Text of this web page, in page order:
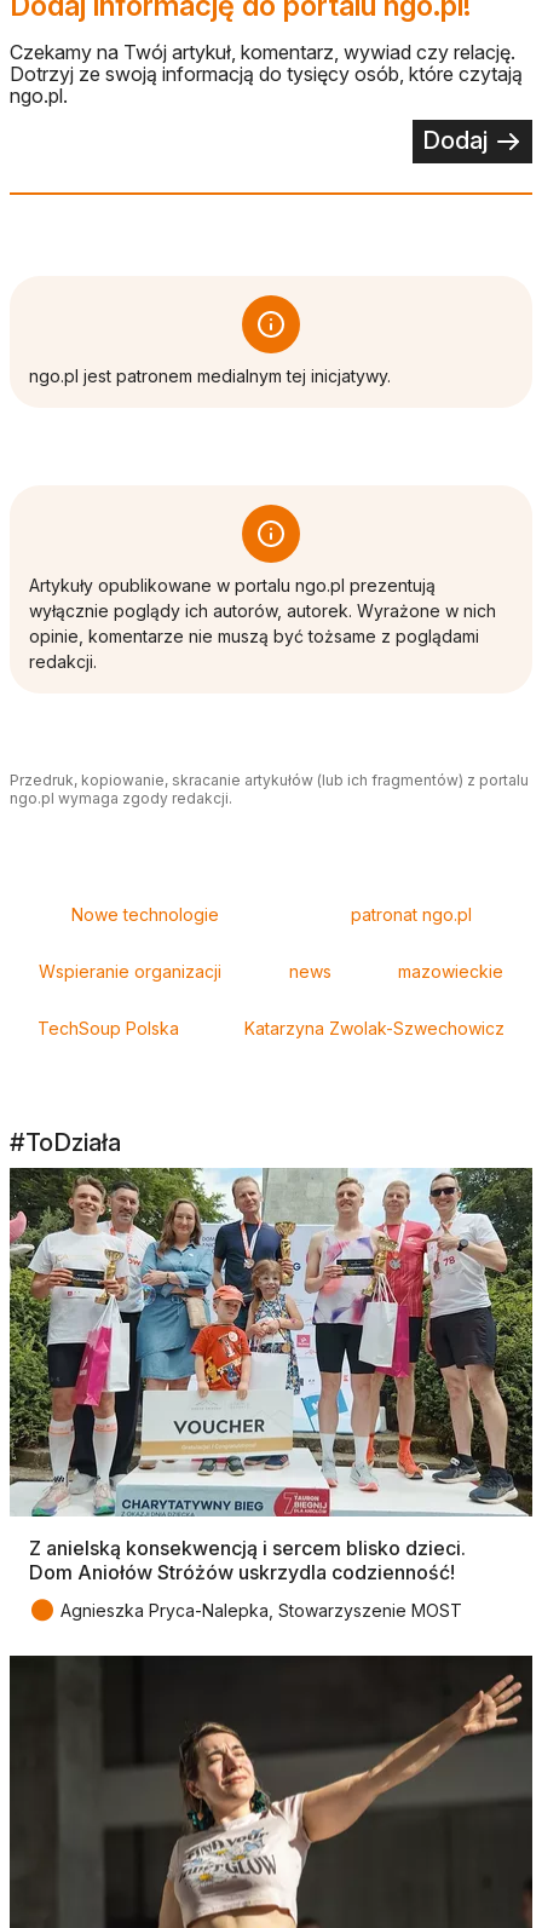
Czekamy na Twój artykuł, komentarz, wywiad czy relację.
Dotrzyj ze swoją informacją do tysięcy osób, które czytają
ngo.pl.
Dodaj
ngo.pl jest patronem medialnym tej inicjatywy.
Artykuły opublikowane w portalu ngo.pl prezentują
wyłącznie poglądy ich autorów, autorek. Wyrażone w nich
opinie, komentarze nie muszą być tożsame z poglądami
redakcji.
Przedruk, kopiowanie, skracanie artykułów (lub ich fragmentów) z portalu
ngo.pl wymaga zgody redakcji.
Nowe technologie patronat ngo.pl
Wspieranie organizacji news mazowieckie
TechSoup Polska Katarzyna Zwolak-Szwechowicz
#ToDziała
Z anielską konsekwencją i sercem blisko dzieci.
Dom Aniołów Stróżów uskrzydla codzienność!
● Agnieszka Pryca-Nalepka, Stowarzyszenie MOST